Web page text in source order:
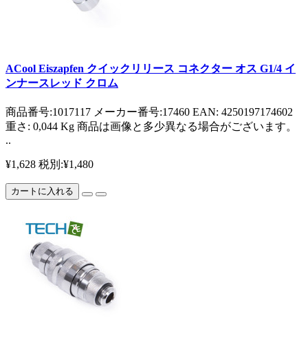
ACool Eiszapfen クイックリリース コネクター オス G1/4 イ
ンナースレッド クロム
商品番号:1017117 メーカー番号:17460 EAN: 4250197174602
重さ: 0,044 Kg 商品は画像と多少異なる場合がございます。
..
¥1,628 税別:¥1,480
カートに入れる